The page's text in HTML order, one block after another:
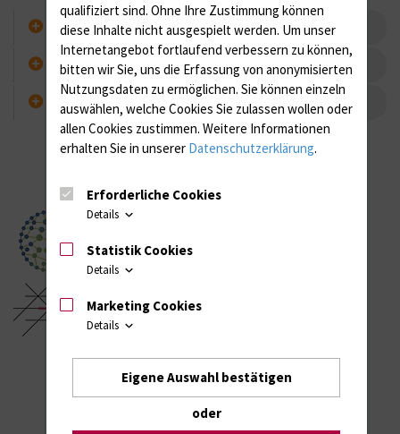
Forschungsdatenportal für Gesundheit (FDPG)
Projekte
weiterführende Links
qualifiziert sind. Ohne Ihre Zustimmung können
diese Inhalte nicht ausgespielt werden. Um unser
Internetangebot fortlaufend verbessern zu können,
bitten wir Sie, uns die Erfassung von anonymisierten
Nutzungsdaten zu ermöglichen. Sie können einzeln
auswählen, welche Cookies Sie zulassen wollen oder
allen Cookies zustimmen. Weitere Informationen
erhalten Sie in unserer Datenschutzerklärung.
Erforderliche Cookies
Details
Statistik Cookies
Details
Marketing Cookies
Details
Eigene Auswahl bestätigen
oder